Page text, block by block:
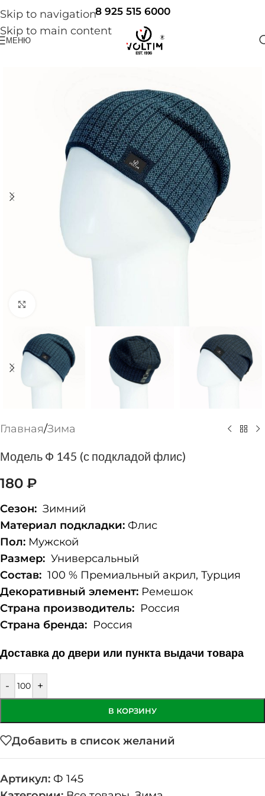
Skip to navigation
Skip to main content
8 925 515 6000
МЕНЮ
Главная/Зима
Модель Ф 145 (с подкладой флис)
180 ₽
Сезон: Зимний
Материал подкладки: Флис
Пол: Мужской
Размер: Универсальный
Состав: 100 % Премиальный акрил, Турция
Декоративный элемент: Ремешок
Страна производитель: Россия
Страна бренда: Россия
Доставка до двери или пункта выдачи товара
- +
В КОРЗИНУ
Добавить в список желаний
Артикул: Ф 145